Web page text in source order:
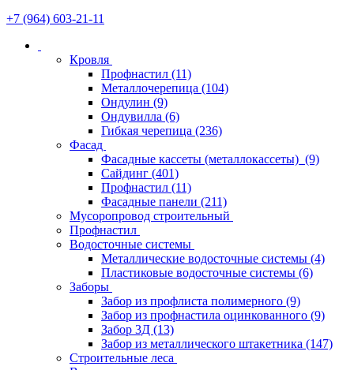
+7 (964) 603-21-11
Кровля
Профнастил (11)
Металлочерепица (104)
Ондулин (9)
Ондувилла (6)
Гибкая черепица (236)
Фасад
Фасадные кассеты (металлокассеты) (9)
Сайдинг (401)
Профнастил (11)
Фасадные панели (211)
Мусоропровод строительный
Профнастил
Водосточные системы
Металлические водосточные системы (4)
Пластиковые водосточные системы (6)
Заборы
Забор из профлиста полимерного (9)
Забор из профнастила оцинкованного (9)
Забор 3Д (13)
Забор из металлического штакетника (147)
Строительные леса